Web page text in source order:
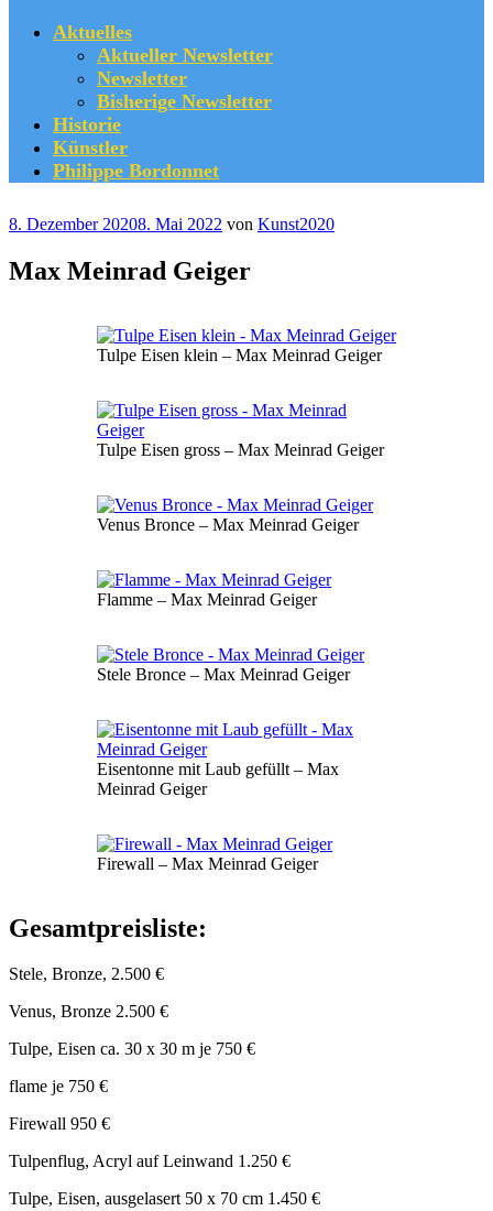
Aktuelles
Aktueller Newsletter
Newsletter
Bisherige Newsletter
Historie
Künstler
Philippe Bordonnet
Veröffentlicht
8. Dezember 20208. Mai 2022 von Kunst2020
Max Meinrad Geiger
Tulpe Eisen klein – Max Meinrad Geiger
Tulpe Eisen gross – Max Meinrad Geiger
Venus Bronce – Max Meinrad Geiger
Flamme – Max Meinrad Geiger
Stele Bronce – Max Meinrad Geiger
Eisentonne mit Laub gefüllt – Max
Meinrad Geiger
Firewall – Max Meinrad Geiger
Gesamtpreisliste:
Stele, Bronze, 2.500 €
Venus, Bronze 2.500 €
Tulpe, Eisen ca. 30 x 30 m je 750 €
flame je 750 €
Firewall 950 €
Tulpenflug, Acryl auf Leinwand 1.250 €
Tulpe, Eisen, ausgelasert 50 x 70 cm 1.450 €